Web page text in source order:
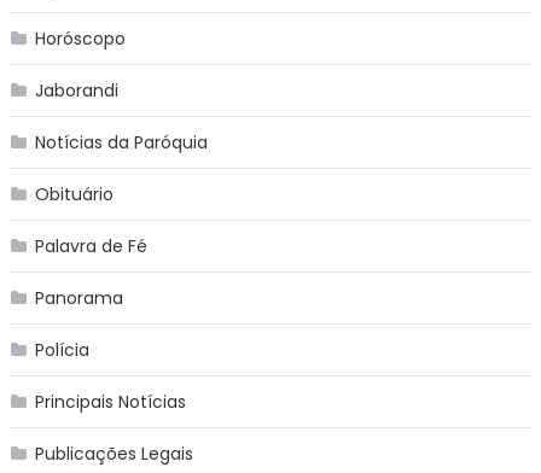
Horóscopo
Jaborandi
Notícias da Paróquia
Obituário
Palavra de Fé
Panorama
Polícia
Principais Notícias
Publicações Legais